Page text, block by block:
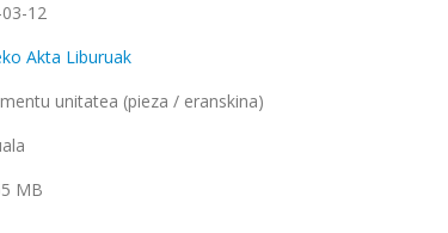
12
Akta Liburuak
unitatea (pieza / eranskina)
MB